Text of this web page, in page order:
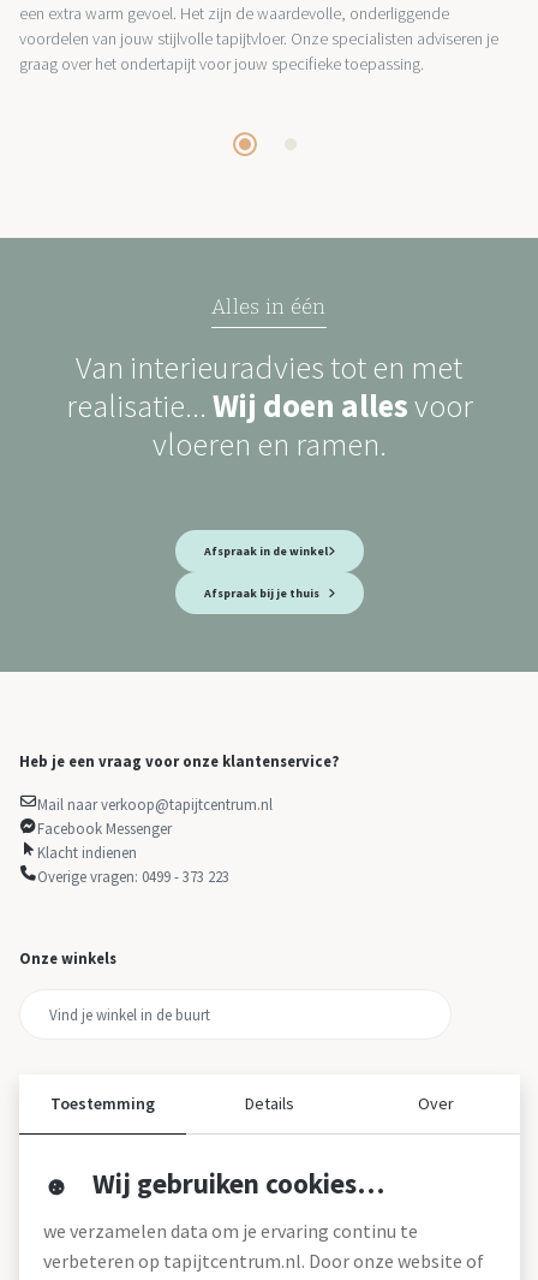
een extra warm gevoel. Het zijn de waardevolle, onderliggende
voordelen van jouw stijlvolle tapijtvloer. Onze specialisten adviseren je
graag over het ondertapijt voor jouw specifieke toepassing.
Alles in één
Van interieuradvies tot en met
realisatie... Wij doen allesvoor
vloeren en ramen.
Afspraak in de winkel
Afspraak bij je thuis
Heb je een vraag voor onze klantenservice?
Mail naar verkoop@tapijtcentrum.nl
Facebook Messenger
Klacht indienen
Overige vragen: 0499 - 373 223
Onze winkels
Over tapijtcentrum
Toestemming Details Over
Wij gebruiken cookies…
we verzamelen data om je ervaring continu te
verbeteren op tapijtcentrum.nl. Door onze website of